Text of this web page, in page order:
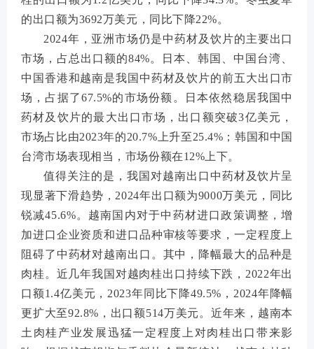
的出口额为3692万美元，同比下降22%。
2024年，亚洲市场仍是中药材及饮片的主要出口
市场，占总出口额的84%。日本、韩国、中国台湾、
中国香港和越南是我国中药材及饮片的前五大出口市
场，占据了67.5%的市场份额。日本依然稳居我国中
药材及饮片的最大出口市场，出口额突破3亿美元，
市场占比由2023年的20.7%上升至25.4%；韩国和中国
台湾市场表现相当，市场份额在12%上下。
值得关注的是，我国对越南出口中药材及饮片呈
现显著下滑趋势，2024年出口额为9000万美元，同比
锐减45.6%。越南国内对于中药材进口政策调整，增
加进口企业资质和进口品种审核等要求，一定程度上
阻碍了中药材对越南出口。其中，降幅最大的品种是
肉桂。近几年我国对越肉桂出口持续下跌，2022年出
口额1.4亿美元，2023年同比下降49.5%，2024年降幅
更扩大至92.8%，出口额514万美元。近年来，越南本
土肉桂产业发展迅猛一定程度上对肉桂出口带来影